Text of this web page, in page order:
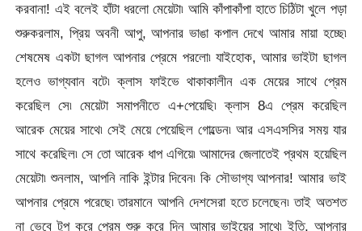
করবানা! এই বলেই হাঁটা ধরলো মেয়েটা৷ আমি কাঁপাকাঁপা হাতে চিঠিটা খুলে পড়া
শুরুকরলাম, প্রিয় অবনী আপু, আপনার ভাঙা কপাল দেখে আমার মায়া হচ্ছে৷
শেষমেষ একটা ছাগল আপনার প্রেমে পরলো৷ যাইহোক, আমার ভাইটা ছাগল
হলেও ভাগ্যবান বটে৷ ক্লাস ফাইভে থাকাকালীন এক মেয়ের সাথে প্রেম
করেছিল সে৷ মেয়েটা সমাপনীতে এ+পেয়েছি৷ ক্লাস 8এ প্রেম করেছিল
আরেক মেয়ের সাথে৷ সেই মেয়ে পেয়েছিল গোল্ডেন৷ আর এসএসসির সময় যার
সাথে করেছিল৷ সে তো আরেক ধাপ এগিয়ে৷ আমাদের জেলাতেই প্রথম হয়েছিল
মেয়েটা৷ শুনলাম, আপনি নাকি ইন্টার দিবেন৷ কি সৌভাগ্য আপনার! আমার ভাই
আপনার প্রেমে পরেছে৷ তারমানে আপনি দেশসেরা হতে চলেছেন৷ তাই অতশত
না ভেবে টুপ করে প্রেম শুরু করে দিন আমার ভাইয়ের সাথে৷ ইতি, আপনার